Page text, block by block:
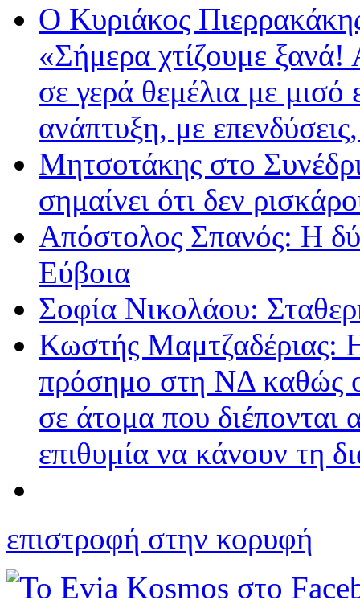
Ο Κυριάκος
«Σήμερα χτίζουμε
σε γερά θεμέλια με μισό
ανάπτυξη, με
Μητσοτάκης στο
σημαίνει ότι δεν
Απόστολος Σπανός: Η
Εύβοια
Σοφία Νικολάου:
Κωστής Μαμτζαδέριας:
πρόσημο στη ΝΔ καθώς
σε άτομα που διέπονται
επιθυμία να κάνουν τη
επιστροφή στην κορυφή